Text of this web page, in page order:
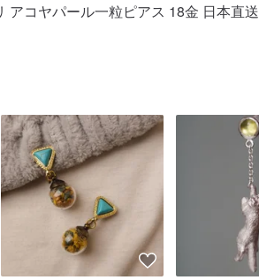
アコヤパール一粒ピアス 18金 日本直